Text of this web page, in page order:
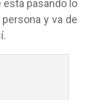
está pasando lo
y va de